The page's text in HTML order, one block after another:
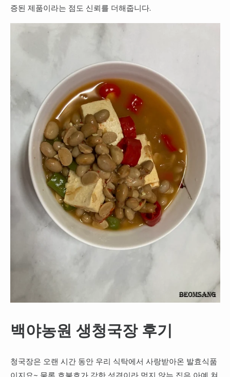
증된 제품이라는 점도 신뢰를 더해줍니다.
백야농원 생청국장 후기
청국장은 오랜 시간 동안 우리 식탁에서 사랑받아온 발효식품
이지요~ 물론 호불호가 강한 성격이라 먹지 않는 집은 아예 쳐